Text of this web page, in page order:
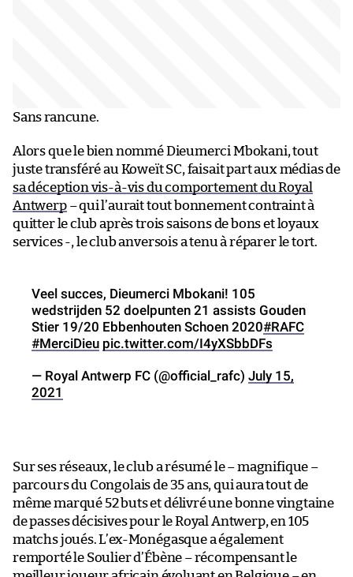
Sans rancune.
Alors que le bien nommé Dieumerci Mbokani, tout
juste transféré au Koweït SC, faisait part aux médias de
sa déception vis-à-vis du comportement du Royal
Antwerp– qui l’aurait tout bonnement contraint à
quitter le club après trois saisons de bons et loyaux
services -, le club anversois a tenu à réparer le tort.
Veel succes, Dieumerci Mbokani! 105
wedstrijden 52 doelpunten 21 assists Gouden
Stier 19/20 Ebbenhouten Schoen 2020#RAFC
#MerciDieu pic.twitter.com/I4yXSbbDFs
— Royal Antwerp FC (@official_rafc) July 15,
2021
Sur ses réseaux, le club a résumé le – magnifique –
parcours du Congolais de 35 ans, qui aura tout de
même marqué 52 buts et délivré une bonne vingtaine
de passes décisives pour le Royal Antwerp, en 105
matchs joués. L’ex-Monégasque a également
remporté le Soulier d’Ébène – récompensant le